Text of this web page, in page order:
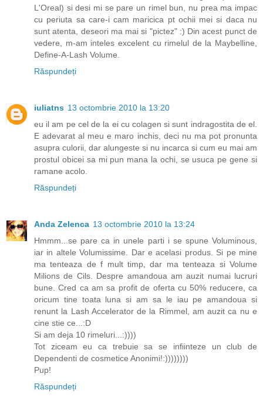
L'Oreal) si desi mi se pare un rimel bun, nu prea ma impac
cu periuta sa care-i cam maricica pt ochii mei si daca nu
sunt atenta, deseori ma mai si "pictez" :) Din acest punct de
vedere, m-am inteles excelent cu rimelul de la Maybelline,
Define-A-Lash Volume.
Răspundeți
iuliatns 13 octombrie 2010 la 13:20
eu il am pe cel de la ei cu colagen si sunt indragostita de el.
E adevarat al meu e maro inchis, deci nu ma pot pronunta
asupra culorii, dar alungeste si nu incarca si cum eu mai am
prostul obicei sa mi pun mana la ochi, se usuca pe gene si
ramane acolo.
Răspundeți
Anda Zelenca 13 octombrie 2010 la 13:24
Hmmm...se pare ca in unele parti i se spune Voluminous,
iar in altele Volumissime. Dar e acelasi produs. Si pe mine
ma tenteaza de f mult timp, dar ma tenteaza si Volume
Milions de Cils. Despre amandoua am auzit numai lucruri
bune. Cred ca am sa profit de oferta cu 50% reducere, ca
oricum tine toata luna si am sa le iau pe amandoua si
renunt la Lash Accelerator de la Rimmel, am auzit ca nu e
cine stie ce...:D
Si am deja 10 rimeluri...:))))
Tot ziceam eu ca trebuie sa se infiinteze un club de
Dependenti de cosmetice Anonimi!:))))))))
Pup!
Răspundeți